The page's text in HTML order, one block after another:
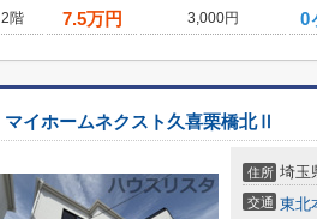
2階
7.5万円 3,000円 0
マイホームネクスト久喜栗橋北Ⅱ
住所 埼玉
交通 東北